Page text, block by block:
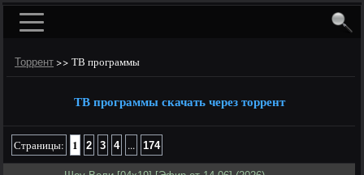
Торрент >> ТВ программы
ТВ программы скачать через торрент
Страницы: 1 2 3 4 ... 174